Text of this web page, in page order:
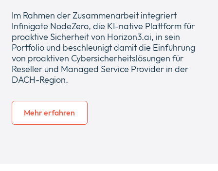
menu
a
menu
News
a
Legal & Compliance
Im Rahmen der Zusammenarbeit integriert
Infinigate NodeZero, die KI-native Plattform für
proaktive Sicherheit von Horizon3.ai, in sein
Portfolio und beschleunigt damit die Einführung
von proaktiven Cybersicherheitslösungen für
Reseller und Managed Service Provider in der
DACH-Region.
Mehr erfahren